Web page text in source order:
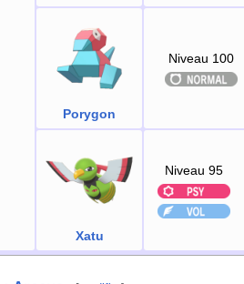
Porygon
Niveau 100
Xatu
Niveau 95